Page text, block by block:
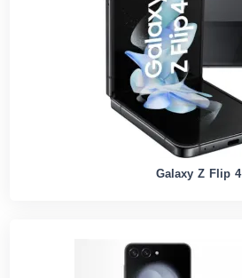
Galaxy Z Flip 4